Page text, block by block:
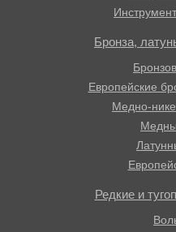
Бронза,
Европейские
Медно-
Редкие и